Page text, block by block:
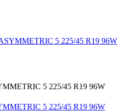
5 225/45 R19 96W